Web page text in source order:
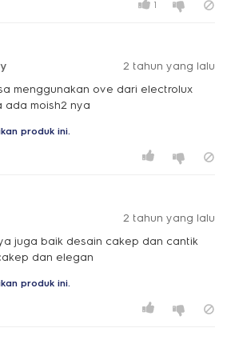
1
2 tahun yang lalu
menggunakan ove dari electrolux
ada moish2 nya
produk ini.
2 tahun yang lalu
juga baik desain cakep dan cantik
dan elegan
produk ini.